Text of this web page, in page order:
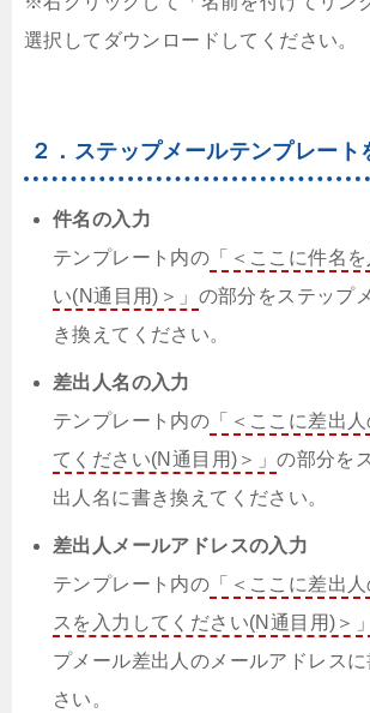
選択してダウンロードしてください。
２．ステップメールテンプレート
件名の入力
テンプレート内の 「＜ここに件名
い(N通目用)＞」 の部分をステップ
き換えてください。
差出人名の入力
テンプレート内の 「＜ここに差出
てください(N通目用)＞」の部分を
出人名に書き換えてください。
差出人メールアドレスの入力
テンプレート内の 「＜ここに差出
スを入力してください(N通目用)＞
プメール差出人のメールアドレス
さい。